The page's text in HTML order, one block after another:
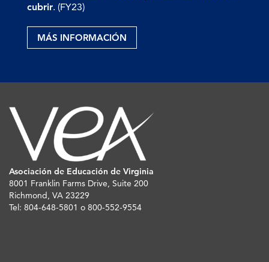
cubrir. (FY23)
MÁS INFORMACIÓN
Asociación de Educación de Virginia
8001 Franklin Farms Drive, Suite 200
Richmond, VA 23229
Tel: 804-648-5801 o 800-552-9554